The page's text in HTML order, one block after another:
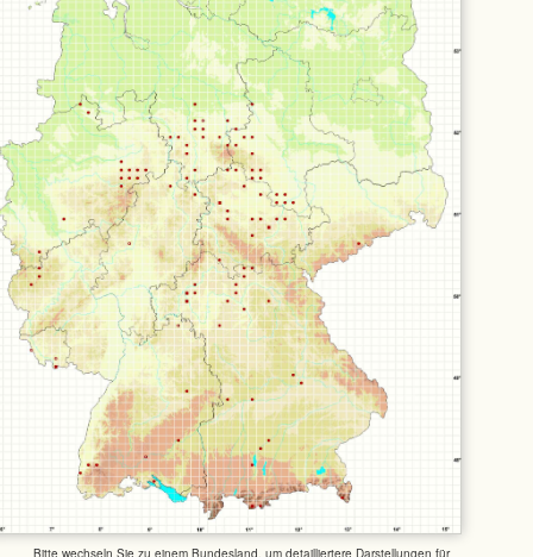
Bitte wechseln Sie zu einem Bundesland, um detailliertere Darstellungen für